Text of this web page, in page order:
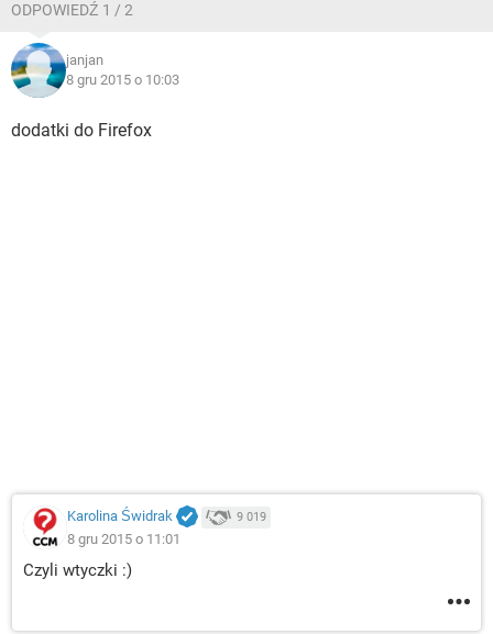
ODPOWIEDŹ 1 / 2
janjan
8 gru 2015 o 10:03
dodatki do Firefox
Karolina Świdrak 9 019
8 gru 2015 o 11:01
Czyli wtyczki :)